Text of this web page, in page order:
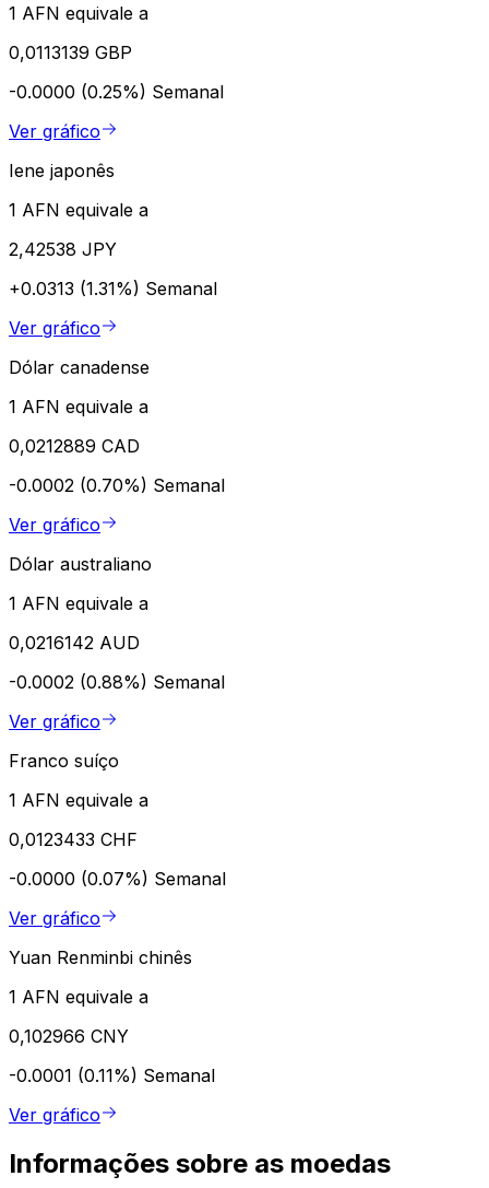
1 AFN equivale a
0,0113139 GBP
-0.0000 (0.25%) Semanal
Ver gráfico
Iene japonês
1 AFN equivale a
2,42538 JPY
+0.0313 (1.31%) Semanal
Ver gráfico
Dólar canadense
1 AFN equivale a
0,0212889 CAD
-0.0002 (0.70%) Semanal
Ver gráfico
Dólar australiano
1 AFN equivale a
0,0216142 AUD
-0.0002 (0.88%) Semanal
Ver gráfico
Franco suíço
1 AFN equivale a
0,0123433 CHF
-0.0000 (0.07%) Semanal
Ver gráfico
Yuan Renminbi chinês
1 AFN equivale a
0,102966 CNY
-0.0001 (0.11%) Semanal
Ver gráfico
Informações sobre as moedas